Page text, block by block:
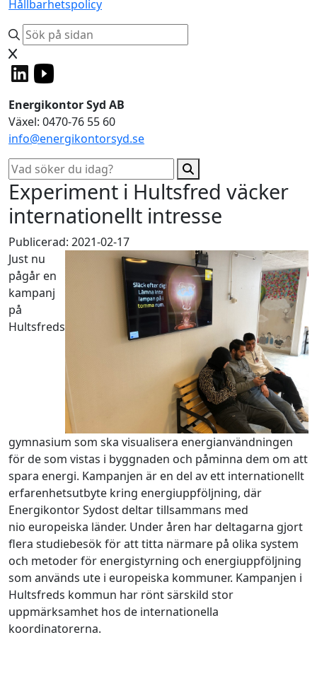
Hållbarhetspolicy
Energikontor Syd AB
Växel: 0470-76 55 60
info@energikontorsyd.se
Experiment i Hultsfred väcker
internationellt intresse
Publicerad: 2021-02-17
Just nu
pågår en
kampanj
på
Hultsfreds
gymnasium som ska visualisera energianvändningen
för de som vistas i byggnaden och påminna dem om att
spara energi. Kampanjen är en del av ett internationellt
erfarenhetsutbyte kring energiuppföljning, där
Energikontor Sydost deltar tillsammans med
nio europeiska länder. Under åren har deltagarna gjort
flera studiebesök för att titta närmare på olika system
och metoder för energistyrning och energiuppföljning
som används ute i europeiska kommuner. Kampanjen i
Hultsfreds kommun har rönt särskild stor
uppmärksamhet hos de internationella
koordinatorerna.